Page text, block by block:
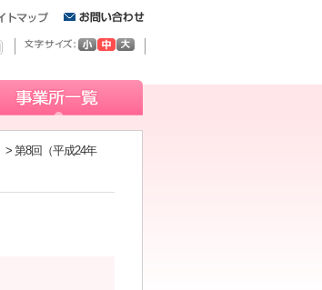
> 第8回（平成24年